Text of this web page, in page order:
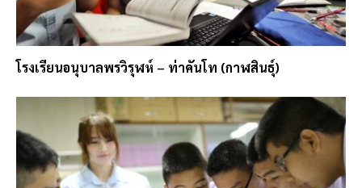
โรงเรียนอนุบาลพรวิรุฬห์ – ท่าคันโท (กาฬสินธุ์)